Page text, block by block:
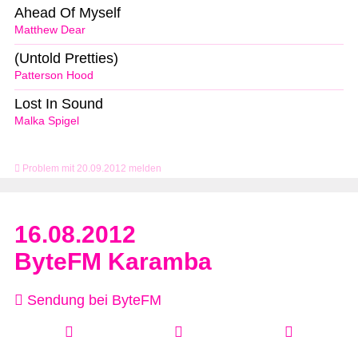
Problem mit 20.09.2012 melden
Matthew Dear
Ahead Of Myself
Patterson Hood
(Untold Pretties)
Malka Spigel
Lost In Sound
16.08.2012
ByteFM Karamba
Sendung bei ByteFM